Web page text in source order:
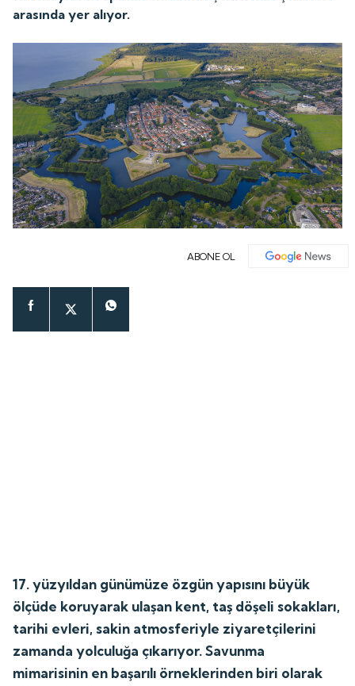
arasında yer alıyor.
ABONE OL
17. yüzyıldan günümüze özgün yapısını büyük
ölçüde koruyarak ulaşan kent, taş döşeli sokakları,
tarihi evleri, sakin atmosferiyle ziyaretçilerini
zamanda yolculuğa çıkarıyor. Savunma
mimarisinin en başarılı örneklerinden biri olarak